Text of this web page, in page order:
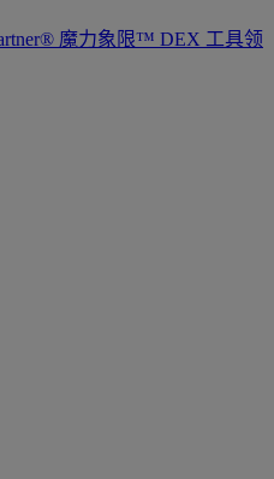
魔力象限™ DEX 工具领